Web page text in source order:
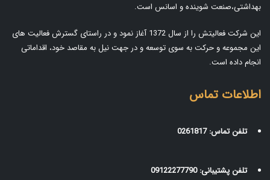
بهداشتی،صنعت شوینده و اسانس است.
این شرکت فعالیتش را از سال 1372 آغاز نمود و در راستای گسترش فعالیت های
این مجموعه و حرکت به سوی توسعه و در جهت نیل به مقاصد خود، اقداماتی
انجام داده است.
اطلاعات تماس
تلفن تماس: 0261817
تلفن پشتیبانی: 09122277790